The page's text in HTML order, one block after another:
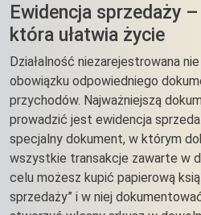
Ewidencja sprzedaży
która ułatwia życie
Działalność niezarejestrowana
obowiązku odpowiedniego
przychodów. Najważniejszą
prowadzić jest ewidencja
specjalny dokument, w którym
wszystkie transakcje zawarte w
celu możesz kupić papierową
sprzedaży” i w niej